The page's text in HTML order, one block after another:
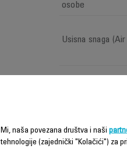
osobe
Usisna snaga
Visio sistem: "LED
rasvjeta"
Mi, naša povezana društva i naši
tehnologije (zajednički "Kolačići") za